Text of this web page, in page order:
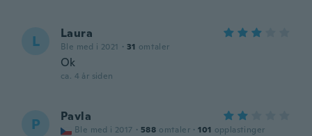
L Laura
Ble med i 2021 · 31 omtaler
Ok
ca. 4 år siden
P Pavla
Ble med i 2017 · 588 omtaler · 101 opplastinger